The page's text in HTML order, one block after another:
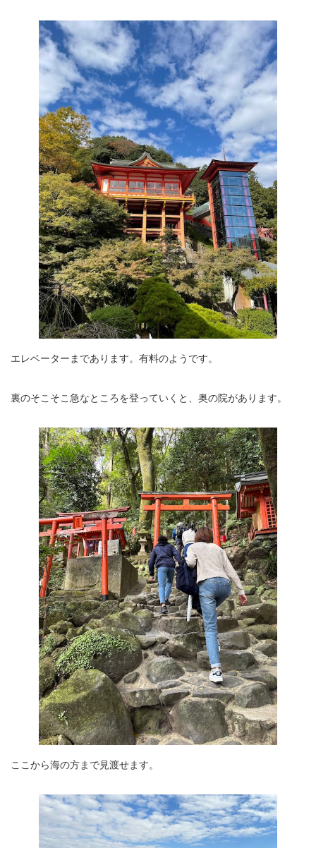
エレベーターまであります。有料のようです。
裏のそこそこ急なところを登っていくと、奥の院があります。
ここから海の方まで見渡せます。